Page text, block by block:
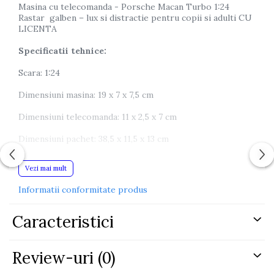
Masina cu telecomanda - Porsche Macan Turbo 1:24
Rastar galben – lux si distractie pentru copii si adulti CU
LICENTA
Specificatii tehnice:
Scara: 1:24
Dimensiuni masina: 19 x 7 x 7,5 cm
Dimensiuni telecomanda: 11 x 2,5 x 7 cm
Dimensiuni pachet: 38,5 x 11,5 x 13 cm
Alimentare masina: 3 baterii AA (nu sunt incluse)
Varsta recomandata: 6+ ani
Certificat CE si conform EN71
Vezi mai mult
Informatii conformitate produs
Caracteristici
Review-uri (0)